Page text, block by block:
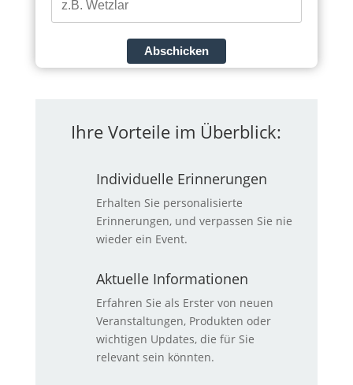
Abschicken
Ihre Vorteile im Überblick:
Individuelle Erinnerungen
Erhalten Sie personalisierte
Erinnerungen, und verpassen Sie nie
wieder ein Event.
Aktuelle Informationen
Erfahren Sie als Erster von neuen
Veranstaltungen, Produkten oder
wichtigen Updates, die für Sie
relevant sein könnten.